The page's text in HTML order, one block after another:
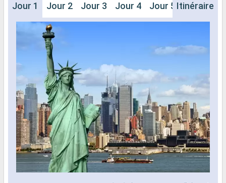
Jour 1 Jour 2 Jour 3 Jour 4 Jour 5 Jour 6
Itinéraire